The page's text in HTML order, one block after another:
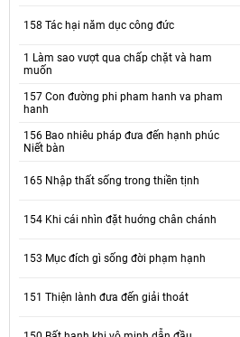
158 Tác hại năm dục công đức
1 Làm sao vượt qua chấp chặt và ham
muốn
157 Con đường phi pham hanh va pham
hanh
156 Bao nhiêu pháp đưa đến hạnh phúc
Niết bàn
165 Nhập thất sống trong thiền tịnh
154 Khi cái nhìn đặt huớng chân chánh
153 Mục đích gì sống đời phạm hạnh
151 Thiện lành đưa đến giải thoát